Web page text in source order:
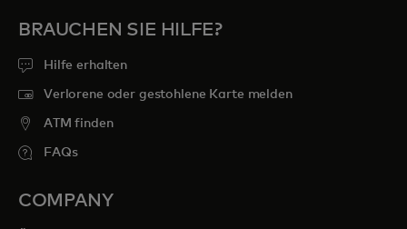
BRAUCHEN SIE HILFE?
Hilfe erhalten
Verlorene oder gestohlene Karte melden
ATM finden
FAQs
COMPANY